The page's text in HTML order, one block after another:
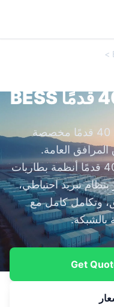
>
حاويات BESS كبيرة الحجم بطول 40 قدمًا مخصصة
العامة.
تستوعب حاوياتنا التي يبلغ طولها 40 قدمًا أنظمة بطاريات
بنظام تبريد احتياطي،
وتكامل كامل مع
Get